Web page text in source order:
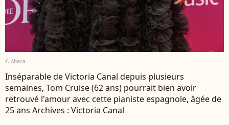
© Abaca
Inséparable de Victoria Canal depuis plusieurs
semaines, Tom Cruise (62 ans) pourrait bien avoir
retrouvé l'amour avec cette pianiste espagnole, âgée de
25 ans Archives : Victoria Canal